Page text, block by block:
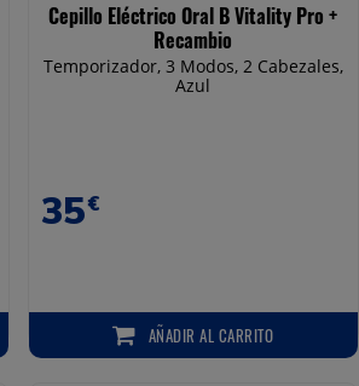
Cepillo Eléctrico Oral B Vitality Pro +
Recambio
Temporizador, 3 Modos, 2 Cabezales,
Azul
35€
AÑADIRAL CARRITO